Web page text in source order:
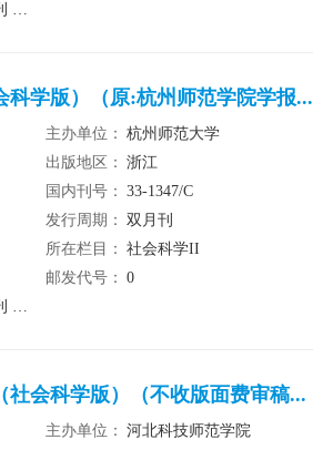
科学版）（原:杭州师范学院学报...
主办单位： 杭州师范大学
出版地区： 浙江
国内刊号： 33-1347/C
发行周期： 双月刊
所在栏目： 社会科学II
邮发代号： 0
社会科学版）（不收版面费审稿...
主办单位： 河北科技师范学院